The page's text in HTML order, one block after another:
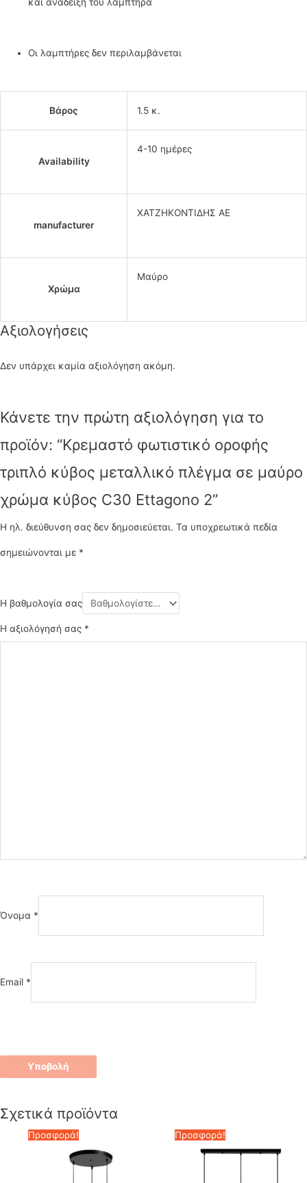
Οι λαμπτήρες δεν περιλαμβάνεται
Βάρος 1.5 κ.
Availability
4-10 ημέρες
manufacturer
ΧΑΤΖΗΚΟΝΤΙΔΗΣ ΑΕ
Χρώμα
Μαύρο
Αξιολογήσεις
Δεν υπάρχει καμία αξιολόγηση ακόμη.
Κάνετε την πρώτη αξιολόγηση για το
προϊόν: “Κρεμαστό φωτιστικό οροφής
τριπλό κύβος μεταλλικό πλέγμα σε μαύρο
χρώμα κύβος C30 Ettagono 2”
Η ηλ. διεύθυνση σας δεν δημοσιεύεται. Τα υποχρεωτικά πεδία
σημειώνονται με *
Η βαθμολογία σας
Η αξιολόγησή σας *
Όνομα *
Email *
Σχετικά προϊόντα
Προσφορά! Προσφορά!